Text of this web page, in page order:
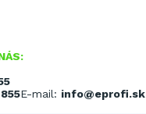
E-mail: info@eprofi.sk